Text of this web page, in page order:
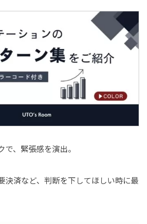
、緊張感を演出。
決済など、判断を下してほしい時に最